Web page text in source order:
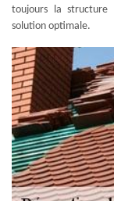
toujours la
solution optimale.